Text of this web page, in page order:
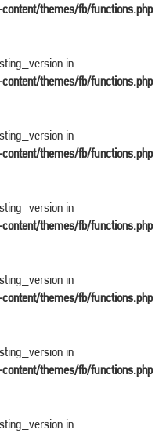
themes/fb/functions.php
in
themes/fb/functions.php
in
themes/fb/functions.php
in
themes/fb/functions.php
in
themes/fb/functions.php
in
themes/fb/functions.php
in